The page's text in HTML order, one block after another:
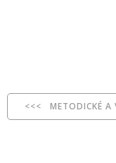
<<< METODICKÉ A